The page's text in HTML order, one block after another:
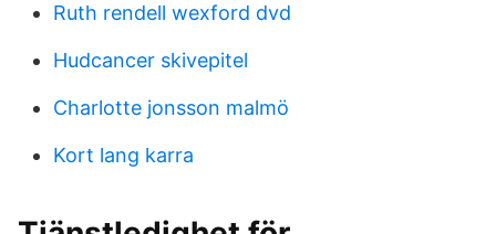
Ruth rendell wexford dvd
Hudcancer skivepitel
Charlotte jonsson malmö
Kort lang karra